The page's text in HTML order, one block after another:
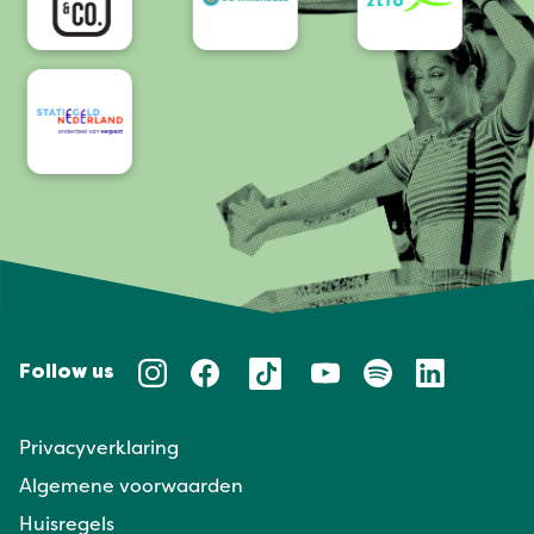
Follow us
Privacyverklaring
Algemene voorwaarden
Huisregels